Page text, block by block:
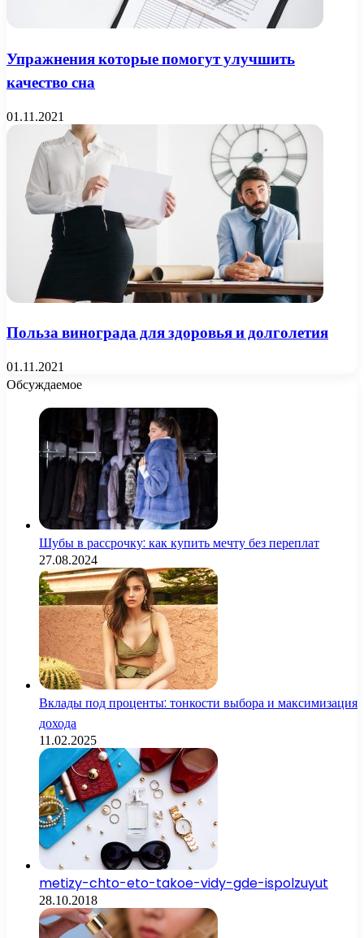
Упражнения которые помогут улучшить
качество сна
01.11.2021
Польза винограда для здоровья и долголетия
01.11.2021
Обсуждаемое
Шубы в рассрочку: как купить мечту без переплат
27.08.2024
Вклады под проценты: тонкости выбора и максимизация
дохода
11.02.2025
metizy-chto-eto-takoe-vidy-gde-ispolzuyut
28.10.2018